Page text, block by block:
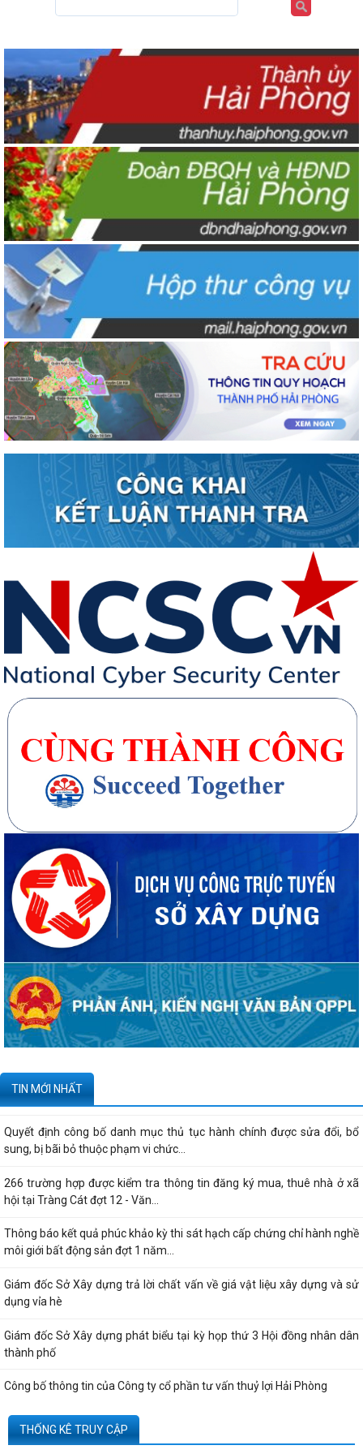
TIN MỚI NHẤT
20 căn nhà ở thấp tầng tại Khu dân cư Hồng Phong đủ điều kiện đưa
vào kinh doanh - Văn bản số...
270 căn nhà ở thấp tầng tại Dự án Khu đô thị mới phường Thủy
Nguyên đủ điều kiện đưa vào kinh doanh...
Công bố danh mục thủ tục hành chính được sửa đổi, bổ sung, thay thế,
bị bãi bỏ thuộc phạm vi chức...
Kê khai giá hàng hóa, dịch vụ bán trong nước hoặc xuất khẩu của
Công ty TNHH ống thép 190 - Văn bản...
Tạm thời chưa trả kết quả cấp chứng chỉ hành nghề hoạt động xây
Quyết định công bố danh mục thủ tục hành chính được sửa đổi, bổ
sung, bị bãi bỏ thuộc phạm vi chức...
266 trường hợp được kiểm tra thông tin đăng ký mua, thuê nhà ở xã
hội tại Tràng Cát đợt 12 - Văn...
Thông báo kết quả phúc khảo kỳ thi sát hạch cấp chứng chỉ hành nghề
môi giới bất động sản đợt 1 năm...
Giám đốc Sở Xây dựng trả lời chất vấn về giá vật liệu xây dựng và sử
dụng vỉa hè
Giám đốc Sở Xây dựng phát biểu tại kỳ họp thứ 3 Hội đồng nhân dân
thành phố
Công bố thông tin của Công ty cổ phần tư vấn thuỷ lợi Hải Phòng
Quyết định công bố thủ tục hành chính nội bộ được sửa đổi, bổ sung
thuộc phạm vi, chức năng quản lý...
THỐNG KÊ TRUY CẬP